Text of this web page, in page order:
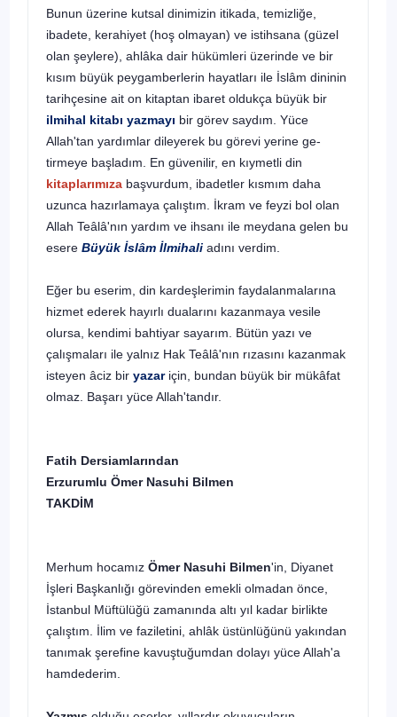
Bunun üzerine kutsal dinimizin itikada, temizliğe,
ibadete, kerahiyet (hoş olmayan) ve istihsana (güzel
olan şeylere), ahlâka dair hükümleri üzerinde ve bir
kısım büyük peygamberlerin hayatları ile İslâm dininin
tarihçesi­ne ait on kitaptan ibaret oldukça büyük bir
ilmihal kitabı yazmayı bir görev saydım. Yüce
Allah'tan yardımlar dileyerek bu görevi yerine ge­
tirmeye başladım. En güvenilir, en kıymetli din
kitaplarımıza başvur­dum, ibadetler kısmım daha
uzunca hazırlamaya çalıştım. İkram ve feyzi bol olan
Allah Teâlâ'nın yardım ve ihsanı ile meydana gelen bu
esere Büyük İslâm İlmihali adını verdim.
Eğer bu eserim, din kardeşlerimin faydalanmalarına
hizmet ederek hayırlı dualarını kazanmaya vesile
olursa, kendimi bahtiyar sayarım. Bütün yazı ve
çalışmaları ile yalnız Hak Teâlâ'nın rızasını kazanmak
isteyen âciz bir yazariçin, bundan büyük bir mükâfat
olmaz. Başarı yüce Allah'tandır.
Fatih Dersiamlarından
Erzurumlu Ömer Nasuhi Bilmen
TAKDİM
Merhum hocamız Ömer Nasuhi Bilmen'in, Diyanet
İşleri Başkanlığı görevinden emekli olmadan önce,
İstanbul Müftülüğü zamanında altı yıl kadar birlikte
çalıştım. İlim ve faziletini, ahlâk üstünlüğünü yakın­dan
tanımak şerefine kavuştuğumdan dolayı yüce Allah'a
hamdederim.